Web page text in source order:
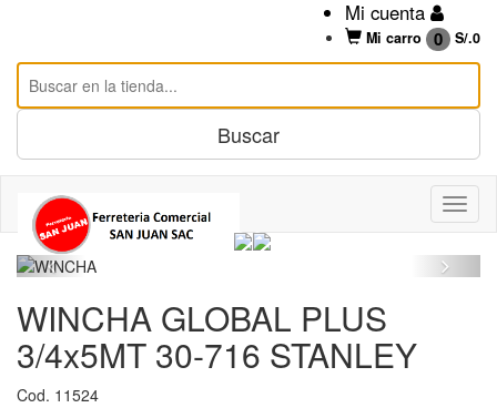
Mi cuenta
Mi carro 0 S/.0
WINCHA GLOBAL PLUS
3/4x5MT 30-716 STANLEY
Cod. 11524